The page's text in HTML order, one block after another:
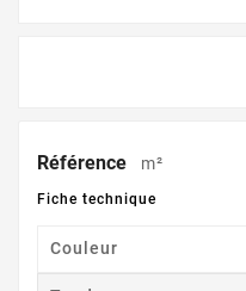
Référence m²
Fiche technique
Couleur